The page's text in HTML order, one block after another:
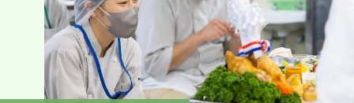
キャンパスライフ
就職